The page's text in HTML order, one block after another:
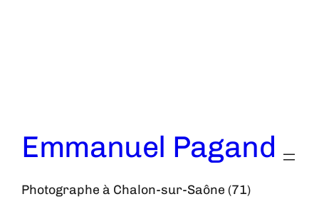
Emmanuel Pagand
Photographe à Chalon-sur-Saône (71)